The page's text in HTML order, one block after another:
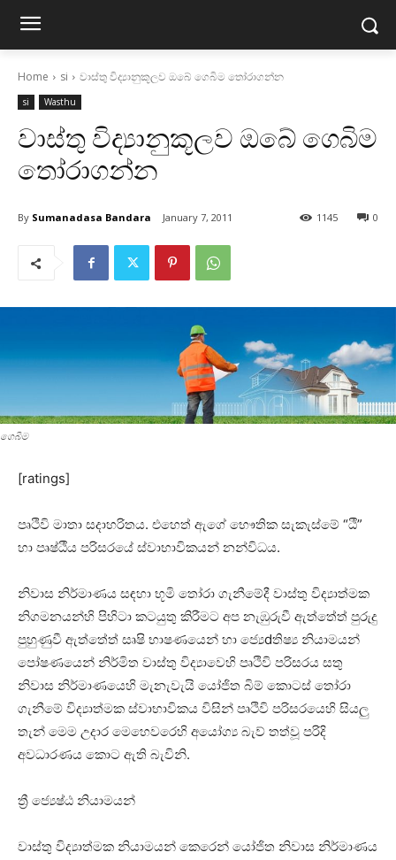
Home si වාස්‌තු විද්‍යානුකූලව ඔබේ ගෙබිම තෝරාගන්න
si Wasthu
වාස්‌තු විද්‍යානුකූලව ඔබේ ගෙබිම
තෝරාගන්න
By Sumanadasa Bandara January 7, 2011 0
1145
ගෙබිම
[ratings]
පෘථිවි මාතා සදාහරිතය. එහෙත් ඇගේ භෞතික සැකැස්‌මේ “ඨී”
හා පෘෂ්ඨීය පරිසරයේ ස්‌වාභාවිකයන් නන්විධය.
නිවාස නිර්මාණය සඳහා භූමි තෝරා ගැනීමේදී වාස්‌තු විද්‍යාත්මක
නිගමනයන්හි පිහිටා කටයුතු කිරීමට අප නැඹුරුවී ඇත්තේත් පුරුදු
පුහුණුවී ඇත්තේත් සෘෂි භාෂණයෙන් හා ජ්‍යෙdතිෂ්‍ය නියාමයන්
පෝෂණයෙන් නිර්මිත වාස්‌තු විද්‍යාවෙහි පෘථිවි පරිසරය සතු
නිවාස නිර්මාණයෙහි මැනැවැයි යෝජිත බිම් කොටස්‌ තෝරා
ගැනීමේ විද්‍යාත්මක ස්‌වාභාවිකය විසින් පෘථිවි පරිසරයෙහි සියලු
තැන් මෙම උදාර මෙහෙවරෙහි අයෝග්‍ය බැව් තත්වූ පරිදි
අවධාරණය කොට ඇති බැවිනි.
ත්‍රී ජ්‍යෙෂ්ඨ නියාමයන්
වාස්‌තු විද්‍යාත්මක නියාමයන් කෙරෙන් යෝජිත නිවාස නිර්මාණය